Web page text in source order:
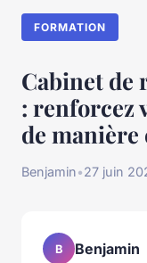
FORMATION
Cabinet de
: renforcez
de manière
Benjamin•27 juin
B Benjamin